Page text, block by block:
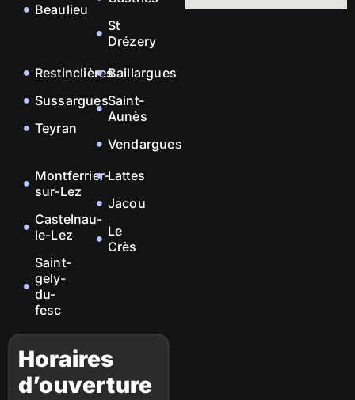
Beaulieu
St
Drézery
Restinclières
Sussargues
Teyran
Baillargues
Saint-
Aunès
Vendargues
Montferrier-
sur-Lez
Castelnau-
le-Lez
Saint-
gely-
du-
fesc
Lattes
Jacou
Le
Crès
Horaires
d’ouverture